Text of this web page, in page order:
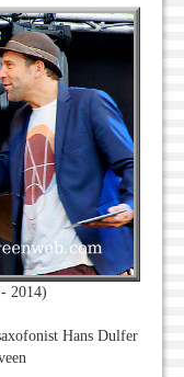
2014)
Hans Dulfer